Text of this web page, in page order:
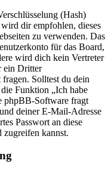
(Hash)
wird dir empfohlen, dieses
zu verwenden. Das
für das Board,
wird dich kein Vertreter
ein Dritter
Solltest du dein
Funktion „Ich habe
phpBB-Software fragt
deiner E-Mail-Adresse
Passwort an diese
zugreifen kannst.